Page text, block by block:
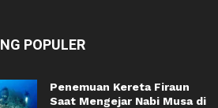
POPULER
Penemuan Kereta Firaun
Saat Mengejar Nabi Musa di